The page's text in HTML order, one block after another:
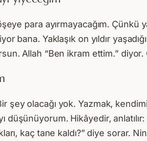
para ayırmayacağım.
bana. Yaklaşık on yıldır
Allah “Ben ikram ettim.”
şey olacağı yok. Yazmak,
düşünüyorum. Hikâyedir,
kaç tane kaldı?” diye sorar.